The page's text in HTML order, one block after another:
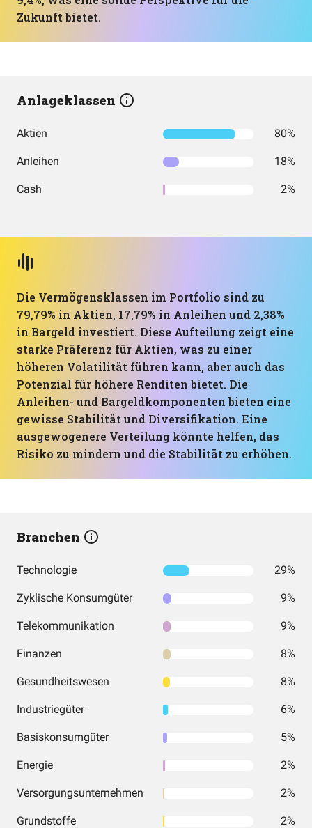
Zukunft bietet.
Anlageklassen
Aktien 80%
Anleihen 18%
Cash 2%
Die Vermögensklassen im Portfolio sind zu
79,79% in Aktien, 17,79% in Anleihen und 2,38%
in Bargeld investiert. Diese Aufteilung zeigt eine
starke Präferenz für Aktien, was zu einer
höheren Volatilität führen kann, aber auch das
Potenzial für höhere Renditen bietet. Die
Anleihen- und Bargeldkomponenten bieten eine
gewisse Stabilität und Diversifikation. Eine
ausgewogenere Verteilung könnte helfen, das
Risiko zu mindern und die Stabilität zu erhöhen.
Branchen
Technologie 29%
Zyklische Konsumgüter 9%
Telekommunikation 9%
Finanzen 8%
Gesundheitswesen 8%
Industriegüter 6%
Basiskonsumgüter 5%
Energie 2%
Versorgungsunternehmen 2%
Grundstoffe 2%